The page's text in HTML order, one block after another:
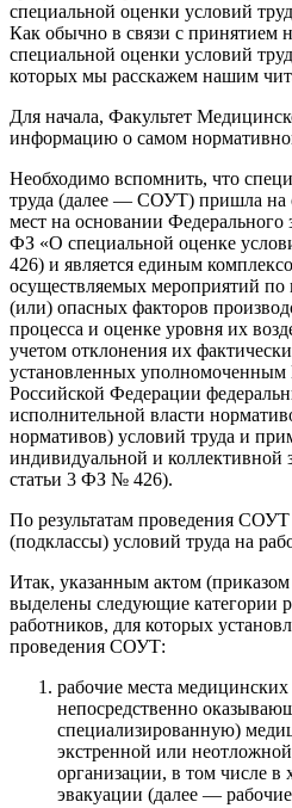
специальной оценки условий
Как обычно в связи с принятием
специальной оценки условий
которых мы расскажем нашим
Для начала, Факультет
информацию о самом
Необходимо вспомнить, что
труда (далее — СОУТ) пришла на
мест на основании
ФЗ «О специальной оценке
426) и является единым
осуществляемых мероприятий
(или) опасных факторов
процесса и оценке уровня их
учетом отклонения их
установленных уполномоченным
Российской Федерации
исполнительной власти
нормативов) условий труда и
индивидуальной и коллективной
статьи 3 ФЗ № 426).
По результатам проведения
(подклассы) условий труда на
Итак, указанным актом
выделены следующие категории
работников, для которых
проведения СОУТ:
рабочие места медицинских
непосредственно
специализированную)
экстренной или
организации, в том числе в
эвакуации (далее —